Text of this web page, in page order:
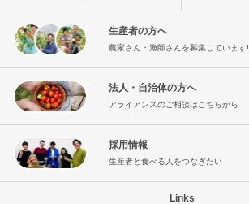
生産者の方へ
農家さん・漁師さんを募集しています!
法人・自治体の方へ
アライアンスのご相談はこちらから
採用情報
生産者と食べる人をつなぎたい
Links